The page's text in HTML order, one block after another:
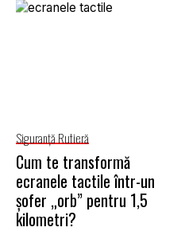
Siguranţă Rutieră
Cum te transformă
ecranele tactile într-un
șofer „orb” pentru 1,5
kilometri?